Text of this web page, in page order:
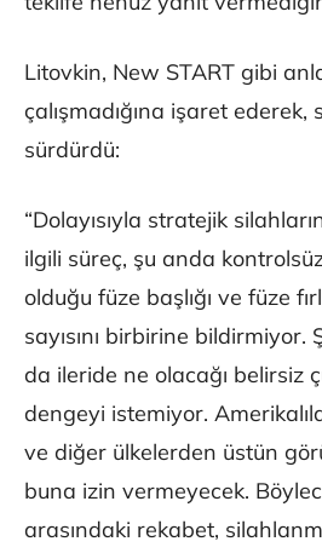
Litovkin, New START gibi
çalışmadığına işaret ederek,
sürdürdü:
“Dolayısıyla stratejik
ilgili süreç, şu anda
olduğu füze başlığı ve füze
sayısını birbirine
da ileride ne olacağı belirsiz
dengeyi istemiyor.
ve diğer ülkelerden üstün
buna izin vermeyecek.
arasındaki rekabet,